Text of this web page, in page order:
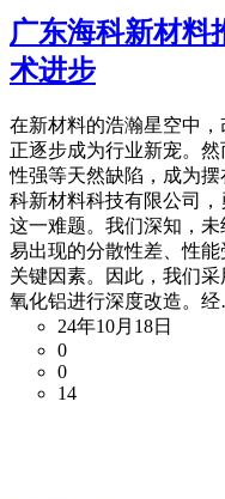
广东海科新材料
术进步
在新材料的浩瀚星空中，
正逐步成为行业新宠。
性强等天然缺陷，成为
科新材料科技有限公司
这一难题。我们深知，
易出现的分散性差、性
关键因素。因此，我们
氧化铝进行深度改造。
24年10月18日
0
0
14